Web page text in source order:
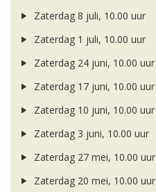
Zaterdag 8 juli, 10.00 uur
Zaterdag 1 juli, 10.00 uur
Zaterdag 24 juni, 10.00 uur
Zaterdag 17 juni, 10.00 uur
Zaterdag 10 juni, 10.00 uur
Zaterdag 3 juni, 10.00 uur
Zaterdag 27 mei, 10.00 uur
Zaterdag 20 mei, 10.00 uur